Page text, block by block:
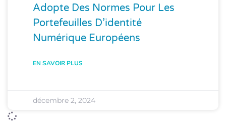
Adopte Des Normes Pour Les
Portefeuilles D’identité
Numérique Européens
EN SAVOIR PLUS
décembre 2, 2024